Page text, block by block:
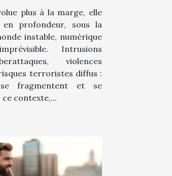
plus à la marge, elle
profondeur, sous la
instable, numérique
Intrusions
violences
terroristes diffus :
fragmentent et se
contexte,...